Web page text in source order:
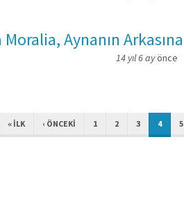
Aynanın Arkasına
14 yıl 6 ayönce
« ILK ‹ ÖNCEKI 1 2 3 4 5